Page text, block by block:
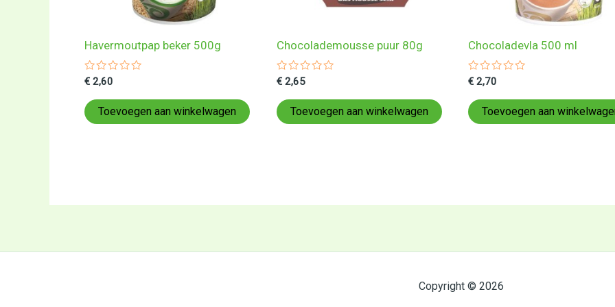
Havermoutpap beker 500g
Gewaardeerd
uit
5
€ 2,60
Toevoegen aan winkelwagen
Chocolademousse puur 80g
Gewaardeerd
uit
5
€2,65
Toevoegen aan winkelwagen
Chocoladevla 500 ml
Gewaardeerd
uit
5
€ 2,70
Toevoegen aan
Copyright © 2026